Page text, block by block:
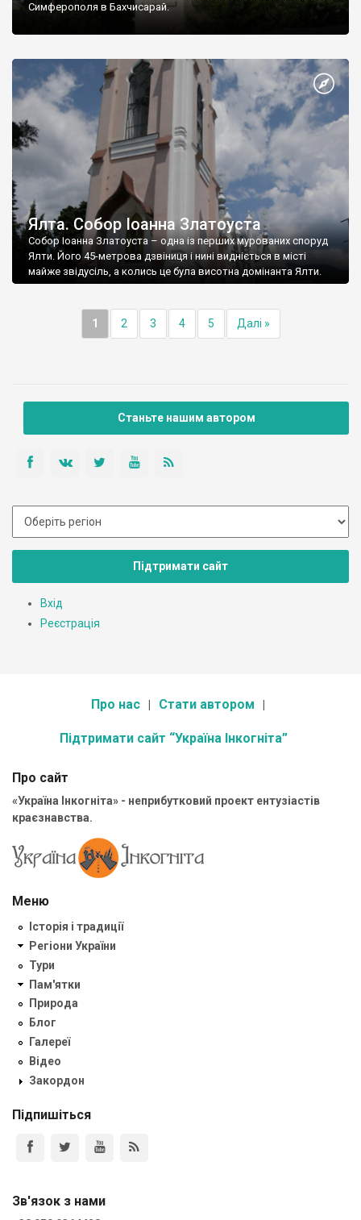
Симферополя в Бахчисарай.
Ялта. Собор Іоанна Златоуста
Собор Іоанна Златоуста – одна із перших мурованих споруд
Ялти. Його 45-метрова дзвіниця і нині видніється в місті
майже звідусіль, а колись це була висотна домінанта Ялти.
1 2 3 4 5 Далі »
Станьте нашим автором
Підтримати сайт
Вхід
Реєстрація
Про нас Стати автором
Підтримати сайт “Україна Інкогніта”
Про сайт
«Україна Інкогніта» - неприбутковий проект ентузіастів
краєзнавства.
Меню
Історія і традиції
Регіони України
Тури
Пам'ятки
Природа
Блог
Галереї
Відео
Закордон
Підпишіться
Зв'язок з нами